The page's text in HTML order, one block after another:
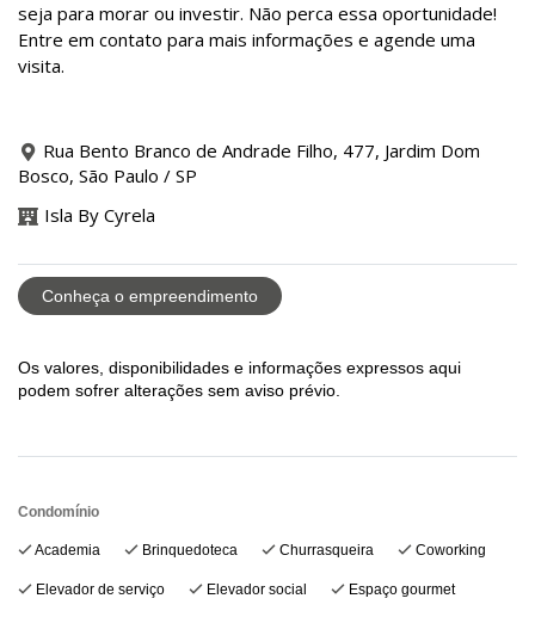
seja para morar ou investir. Não perca essa oportunidade!
Entre em contato para mais informações e agende uma
visita.
Rua Bento Branco de Andrade Filho, 477, Jardim Dom
Bosco, São Paulo / SP
Isla By Cyrela
Conheça o empreendimento
Os valores, disponibilidades e informações expressos aqui
podem sofrer alterações sem aviso prévio.
Condomínio
Academia Brinquedoteca Churrasqueira Coworking
Elevador de serviço Elevador social Espaço gourmet